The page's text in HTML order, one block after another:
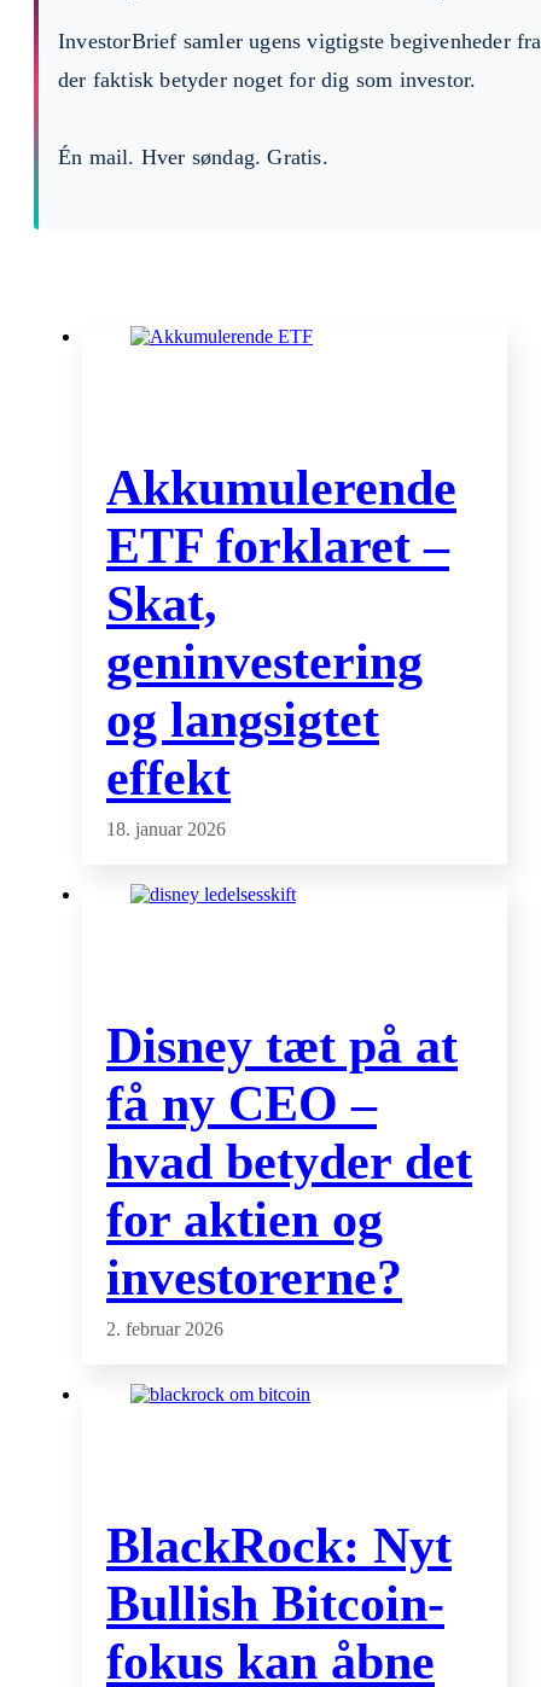
InvestorBrief samler ugens vigtigste begivenheder
der faktisk betyder noget for dig som investor.
Én mail. Hver søndag. Gratis.
Akkumulerende
ETF forklaret –
Skat,
geninvestering
og langsigtet
effekt
18. januar 2026
Disney tæt på at
få ny CEO –
hvad betyder det
for aktien og
investorerne?
2. februar 2026
BlackRock: Nyt
Bullish Bitcoin-
fokus kan åbne